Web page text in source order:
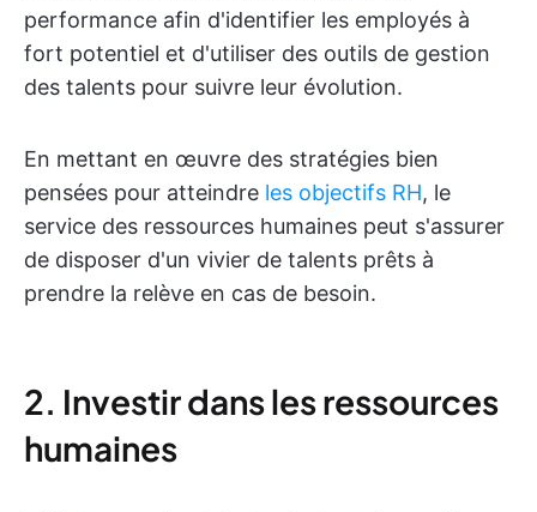
performance afin d'identifier les employés à
fort potentiel et d'utiliser des outils de gestion
des talents pour suivre leur évolution.
En mettant en œuvre des stratégies bien
pensées pour atteindre les objectifs RH, le
service des ressources humaines peut s'assurer
de disposer d'un vivier de talents prêts à
prendre la relève en cas de besoin.
2. Investir dans les ressources
humaines